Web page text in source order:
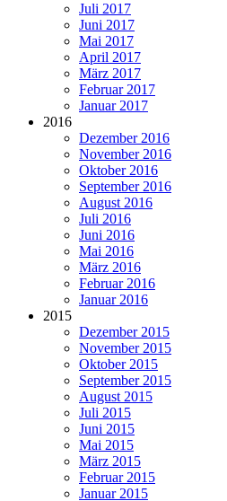
Juli 2017
Juni 2017
Mai 2017
April 2017
März 2017
Februar 2017
Januar 2017
2016
Dezember 2016
November 2016
Oktober 2016
September 2016
August 2016
Juli 2016
Juni 2016
Mai 2016
März 2016
Februar 2016
Januar 2016
2015
Dezember 2015
November 2015
Oktober 2015
September 2015
August 2015
Juli 2015
Juni 2015
Mai 2015
März 2015
Februar 2015
Januar 2015